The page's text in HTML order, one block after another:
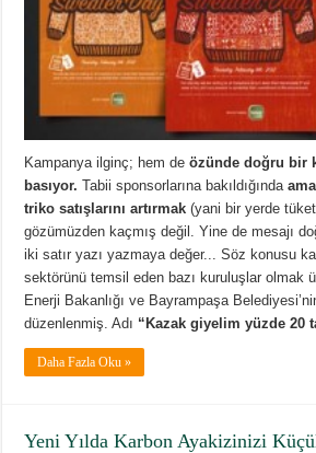
Kampanya ilginç; hem deözünde doğru bir
basıyor. Tabii sponsorlarına bakıldığında
triko satışlarını artırmak (yani bir yerde
gözümüzden kaçmış değil. Yine de mesajı
iki satır yazı yazmaya değer... Söz konusu
sektörünü temsil eden bazı kuruluşlar olmak
Enerji Bakanlığı ve Bayrampaşa
düzenlenmiş. Adı “Kazak giyelim yüzde 20
Daha Fazla Oku »
Yeni Yılda Karbon Ayakizinizi